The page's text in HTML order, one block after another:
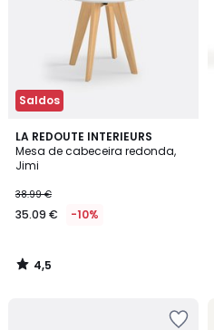
Saldos
LA REDOUTE INTERIEURS
Mesa de cabeceira redonda,
Jimi
38.99 €
35.09 € -10%
4,5
/ 5
4,5
/